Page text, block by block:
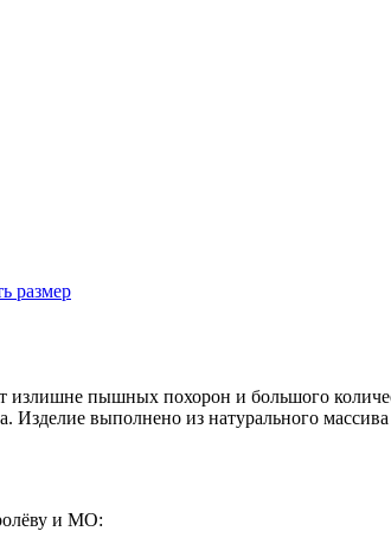
размер
излишне пышных похорон и большого
Изделие выполнено из натурального
и МО: